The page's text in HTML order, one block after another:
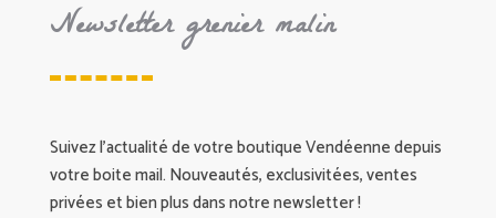
Newsletter grenier malin
Suivez l’actualité de votre boutique Vendéenne depuis
votre boite mail. Nouveautés, exclusivitées, ventes
privées et bien plus dans notre newsletter !